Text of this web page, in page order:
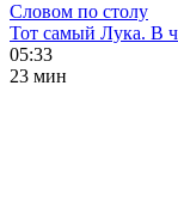
Словом по столу
Тот самый Лука. В
05:33
23 мин